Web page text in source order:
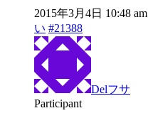
2015年3月4日 10:48 am
い #21388
Delフサ
Participant